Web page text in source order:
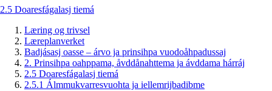
2.5 Doaresfágalasj tiemá
Læring og trivsel
Læreplanverket
Badjásasj oasse – árvo ja prinsihpa vuodoåhpadussaj
2. Prinsihpa oahppama, åvddånahttema ja ávddama hárráj
2.5 Doaresfágalasj tiemá
2.5.1 Álmmukvarresvuohta ja iellemrijbadibme